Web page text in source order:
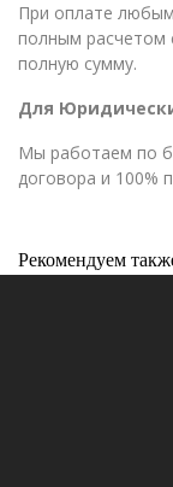
При оплате
полным расчетом
полную сумму.
Для
Мы работаем по
договора и 100%
Рекомендуем